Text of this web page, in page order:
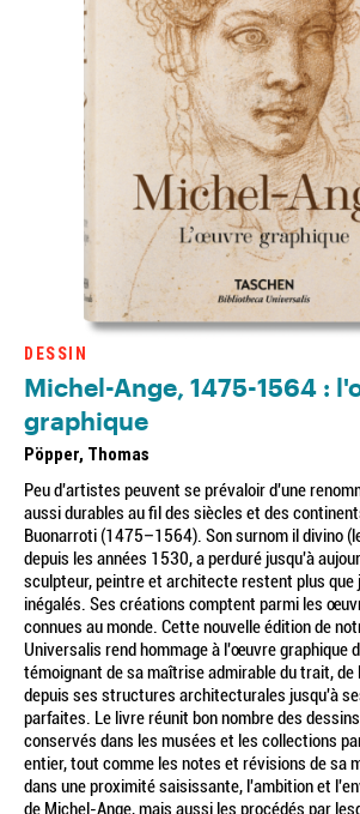
DESSIN
Michel-Ange, 1475-1564 :
graphique
Pöpper, Thomas
Peu d'artistes peuvent se prévaloir d'une
aussi durables au fil des siècles et des
Buonarroti (1475–1564). Son surnom il divino
depuis les années 1530, a perduré jusqu'à
sculpteur, peintre et architecte restent plus que
inégalés. Ses créations comptent parmi les
connues au monde. Cette nouvelle édition de
Universalis rend hommage à l'œuvre graphique
témoignant de sa maîtrise admirable du trait, de
depuis ses structures architecturales jusqu'à
parfaites. Le livre réunit bon nombre des
conservés dans les musées et les collections
entier, tout comme les notes et révisions de sa
dans une proximité saisissante, l'ambition et
de Michel-Ange, mais aussi les procédés par